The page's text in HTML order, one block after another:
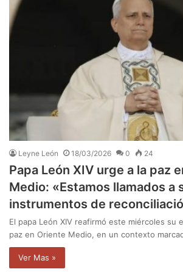
Leyne León 18/03/2026 0 24
Papa León XIV urge a la paz
Medio: «Estamos llamados a
instrumentos de
El papa León XIV reafirmó este miércoles su
paz en Oriente Medio, en un contexto
Ver Mas »